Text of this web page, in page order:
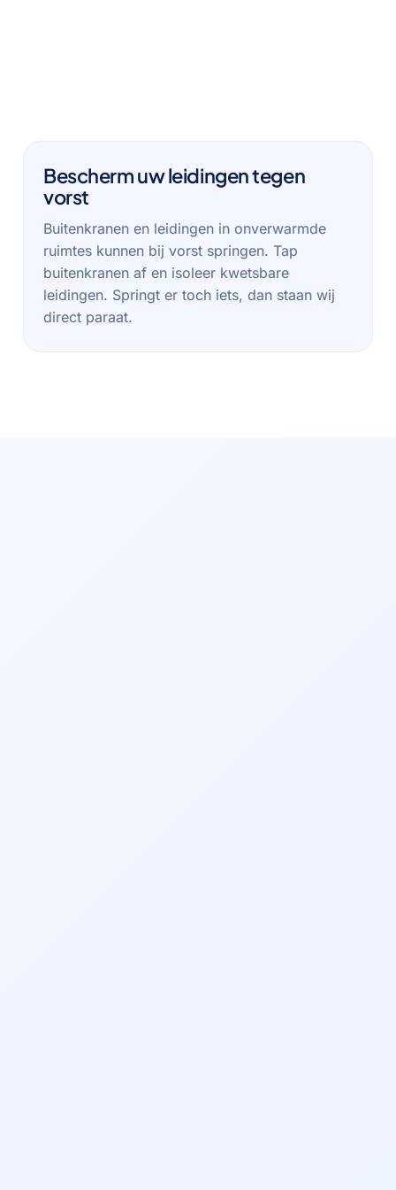
Bescherm uw leidingen tegen
vorst
Buitenkranen en leidingen in onverwarmde
ruimtes kunnen bij vorst springen. Tap
buitenkranen af en isoleer kwetsbare
leidingen. Springt er toch iets, dan staan wij
direct paraat.